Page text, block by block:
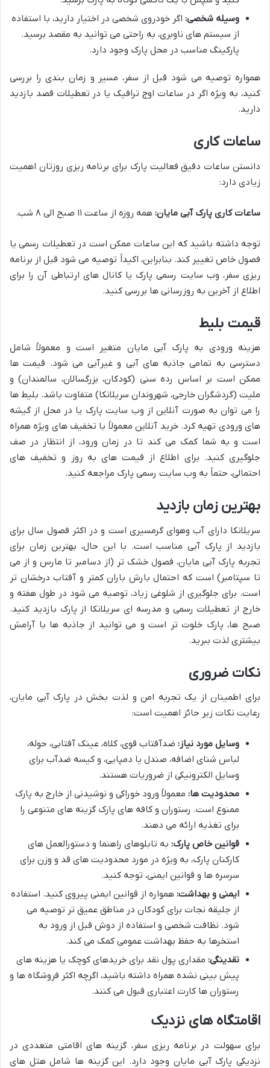
وسیله شخصی: اگر خودروی شخصی در اختیار دارید، با استفاده
از سیستم های ناوبری، به راحتی می توانید به مقصد برسید.
پارکینگ مناسب در محل پارک وجود دارد.
همواره توصیه می شود قبل از سفر، مسیر و زمان بندی را بررسی
کنید، به ویژه اگر در ساعات اوج ترافیک یا در تعطیلات قصد بازدید
دارید.
ساعات کاری
دانستن ساعات دقیق فعالیت پارک برای برنامه ریزی روزتان اهمیت
زیادی دارد:
ساعات کاری پارک آبی مایان: همه روزه از ساعت ۱۱ صبح الی ۸ شب.
توجه داشته باشید که این ساعات ممکن است در تعطیلات رسمی یا
فصول خاص تغییر کند. بنابراین، اکیداً توصیه می شود قبل از برنامه
ریزی سفر، وب سایت رسمی پارک یا کانال های ارتباطی آن را برای
اطلاع از آخرین به روزرسانی ها بررسی کنید.
قیمت بلیط
هزینه ورودی به پارک آبی مایان متغیر است و معمولاً شامل
دسترسی به تمامی جاذبه های آبی و غیرآبی می شود. قیمت ها
ممکن است بر اساس رده سنی (کودکان، بزرگسالان، سالمندان) و
ملیت (گردشگران خارجی، شهروندان سریلانکا) متفاوت باشد. بلیط ها
را می توان به صورت آنلاین از وب سایت پارک یا در محل از گیشه
های ورودی تهیه کرد. خرید آنلاین معمولاً با تخفیف های ویژه همراه
است و به شما کمک می کند تا در زمان ورود، از انتظار در صف
جلوگیری کنید. برای اطلاع از قیمت های به روز و تخفیف های
احتمالی، حتماً به وب سایت رسمی پارک مراجعه کنید.
بهترین زمان بازدید
سریلانکا دارای آب وهوای گرمسیری است و در اکثر فصول سال برای
بازدید از پارک آبی مناسب است. با این حال، بهترین زمان برای
تجربه پارک آبی مایان، فصول خشک تر (از دسامبر تا مارس و از می
تا سپتامبر) است که احتمال بارش باران کمتر و آفتاب درخشان تر
است. برای جلوگیری از شلوغی زیاد، توصیه می شود در طول هفته و
خارج از تعطیلات رسمی و مدرسه ای سریلانکا از پارک بازدید کنید.
صبح ها، پارک خلوت تر است و می توانید از جاذبه ها با آرامش
بیشتری لذت ببرید.
نکات ضروری
برای اطمینان از یک تجربه امن و لذت بخش در پارک آبی مایان،
رعایت نکات زیر حائز اهمیت است:
وسایل مورد نیاز: ضدآفتاب قوی، کلاه، عینک آفتابی، حوله،
لباس شنای اضافه، صندل یا دمپایی، و کیسه ضدآب برای
وسایل الکترونیکی از ضروریات هستند.
محدودیت ها: معمولاً ورود خوراکی و نوشیدنی از خارج به پارک
ممنوع است. رستوران و کافه های پارک گزینه های متنوعی را
برای تغذیه ارائه می دهند.
قوانین خاص پارک: به تابلوهای راهنما و دستورالعمل های
کارکنان پارک، به ویژه در مورد محدودیت های قد و وزن برای
سرسره ها و قوانین ایمنی، توجه کنید.
ایمنی و بهداشت: همواره از قوانین ایمنی پیروی کنید. استفاده
از جلیقه نجات برای کودکان در مناطق عمیق تر توصیه می
شود. نظافت شخصی و استفاده از دوش قبل از ورود به
استخرها به حفظ بهداشت عمومی کمک می کند.
نقدینگی: مقداری پول نقد برای خریدهای کوچک یا هزینه های
پیش بینی نشده همراه داشته باشید، اگرچه اکثر فروشگاه ها و
رستوران ها کارت اعتباری قبول می کنند.
اقامتگاه های نزدیک
برای سهولت در برنامه ریزی سفر، گزینه های اقامتی متعددی در
نزدیکی پارک آبی مایان وجود دارد. این گزینه ها شامل هتل های